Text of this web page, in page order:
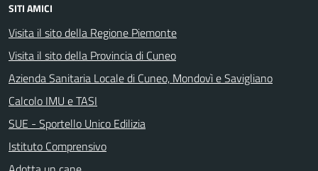
SITI AMICI
Visita il sito della Regione Piemonte
Visita il sito della Provincia di Cuneo
Azienda Sanitaria Locale di Cuneo, Mondovì e Savigliano
Calcolo IMU e TASI
SUE - Sportello Unico Edilizia
Istituto Comprensivo